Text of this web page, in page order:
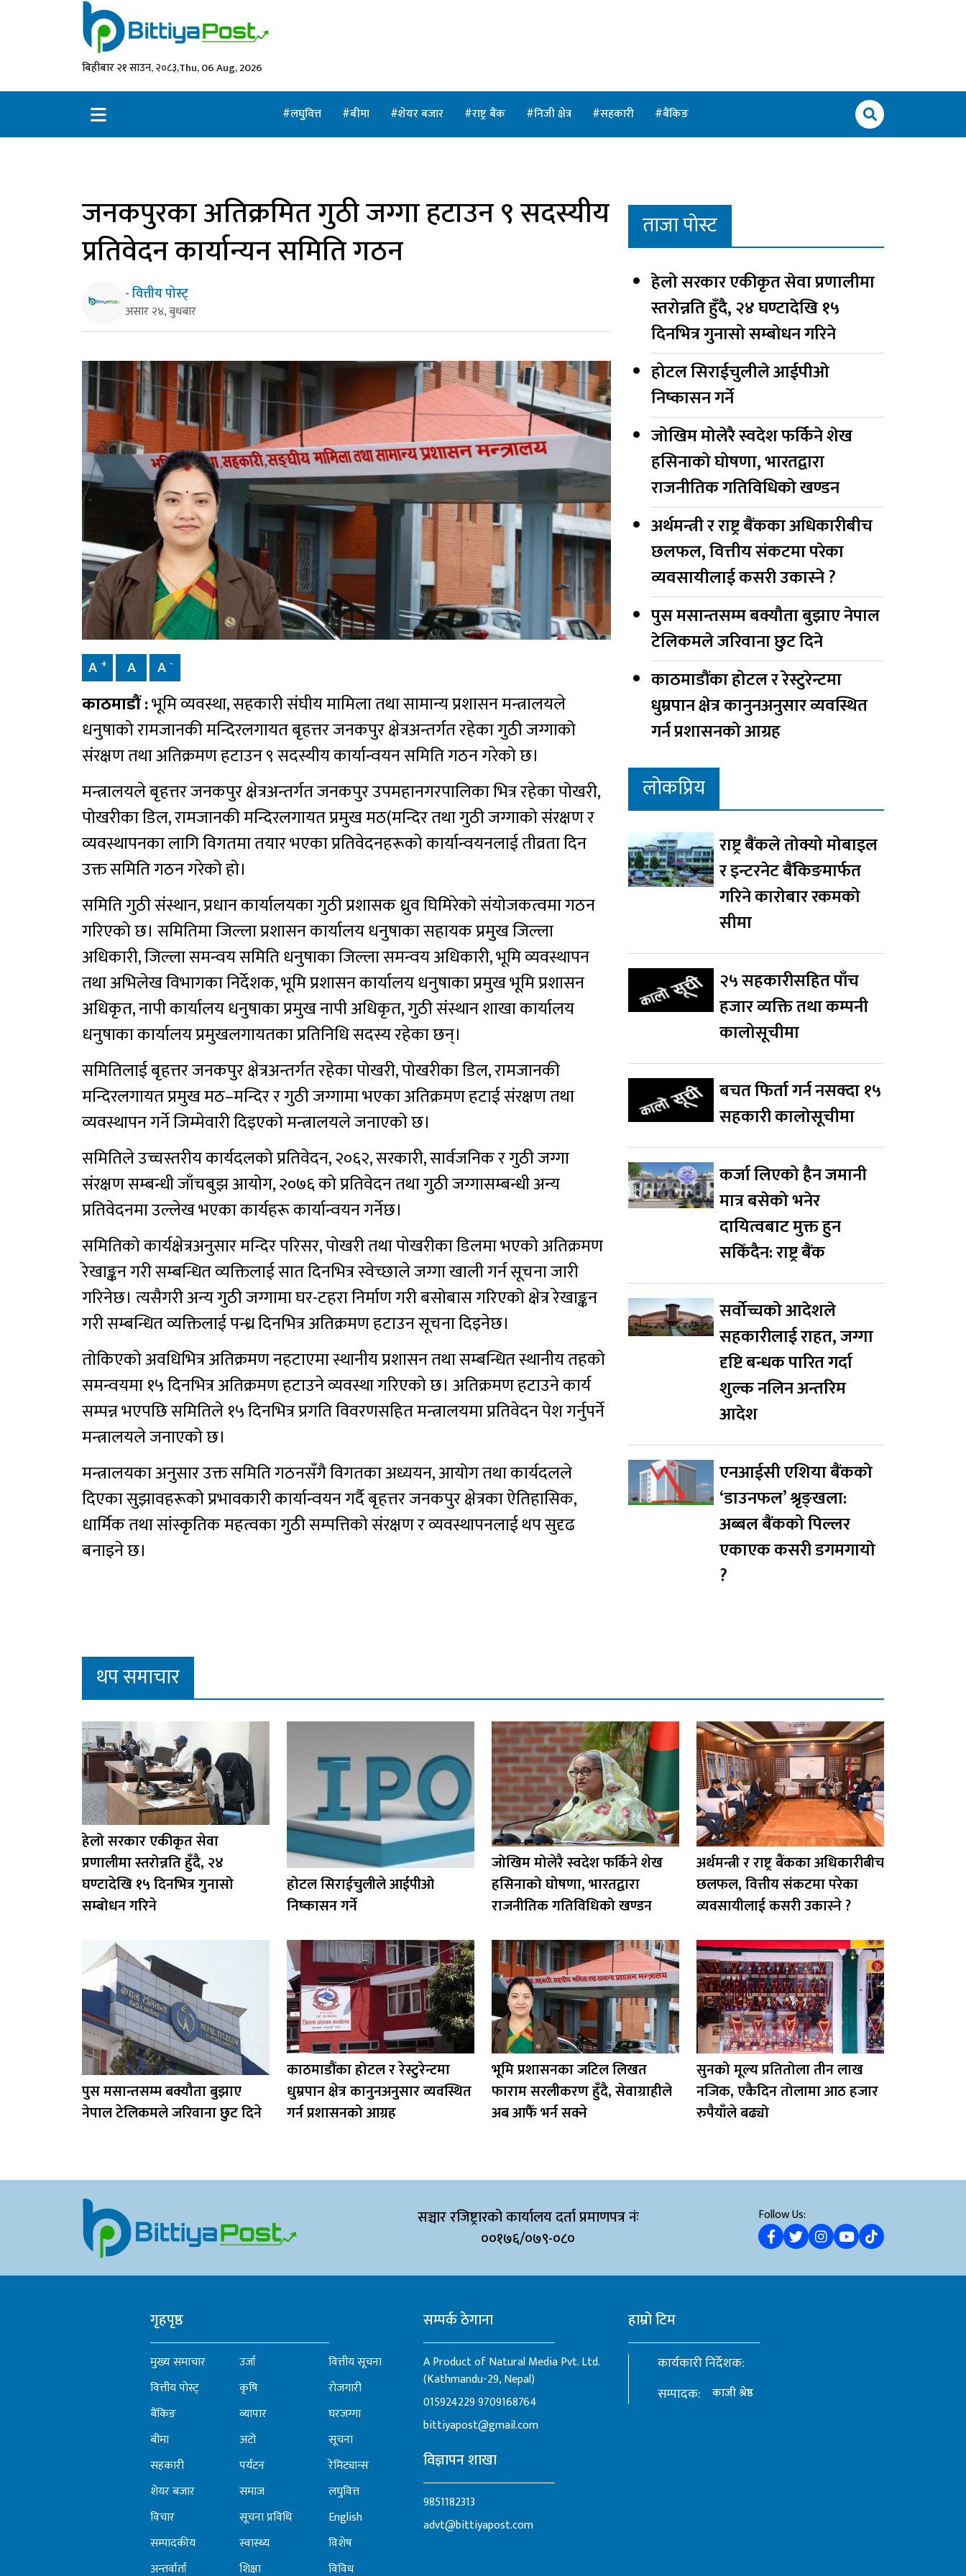
बिहीबार २१ साउन, २०८३,Thu, 06 Aug, 2026
लघुवित्त बीमा शेयर बजार राष्ट्र बैंक निजी क्षेत्र सहकारी बैंकिङ
जनकपुरका अतिक्रमित गुठी जग्गा हटाउन ९ सदस्यीय
प्रतिवेदन कार्यान्यन समिति गठन
- वित्तीय पोस्ट्
असार २४, बुधबार
A + A A -
काठमाडौं :भूमि व्यवस्था, सहकारी संघीय मामिला तथा सामान्य प्रशासन मन्त्रालयले
धनुषाको रामजानकी मन्दिरलगायत बृहत्तर जनकपुर क्षेत्रअन्तर्गत रहेका गुठी जग्गाको
संरक्षण तथा अतिक्रमण हटाउन ९ सदस्यीय कार्यान्वयन समिति गठन गरेको छ।
मन्त्रालयले बृहत्तर जनकपुर क्षेत्रअन्तर्गत जनकपुर उपमहानगरपालिका भित्र रहेका पोखरी,
पोखरीका डिल, रामजानकी मन्दिरलगायत प्रमुख मठ(मन्दिर तथा गुठी जग्गाको संरक्षण र
व्यवस्थापनका लागि विगतमा तयार भएका प्रतिवेदनहरूको कार्यान्वयनलाई तीव्रता दिन
उक्त समिति गठन गरेको हो।
समिति गुठी संस्थान, प्रधान कार्यालयका गुठी प्रशासक ध्रुव घिमिरेको संयोजकत्वमा गठन
गरिएको छ। समितिमा जिल्ला प्रशासन कार्यालय धनुषाका सहायक प्रमुख जिल्ला
अधिकारी, जिल्ला समन्वय समिति धनुषाका जिल्ला समन्वय अधिकारी, भूमि व्यवस्थापन
तथा अभिलेख विभागका निर्देशक, भूमि प्रशासन कार्यालय धनुषाका प्रमुख भूमि प्रशासन
अधिकृत, नापी कार्यालय धनुषाका प्रमुख नापी अधिकृत, गुठी संस्थान शाखा कार्यालय
धनुषाका कार्यालय प्रमुखलगायतका प्रतिनिधि सदस्य रहेका छन्।
समितिलाई बृहत्तर जनकपुर क्षेत्रअन्तर्गत रहेका पोखरी, पोखरीका डिल, रामजानकी
मन्दिरलगायत प्रमुख मठ–मन्दिर र गुठी जग्गामा भएका अतिक्रमण हटाई संरक्षण तथा
व्यवस्थापन गर्ने जिम्मेवारी दिइएको मन्त्रालयले जनाएको छ।
समितिले उच्चस्तरीय कार्यदलको प्रतिवेदन, २०६२, सरकारी, सार्वजनिक र गुठी जग्गा
संरक्षण सम्बन्धी जाँचबुझ आयोग, २०७६ को प्रतिवेदन तथा गुठी जग्गासम्बन्धी अन्य
प्रतिवेदनमा उल्लेख भएका कार्यहरू कार्यान्वयन गर्नेछ।
समितिको कार्यक्षेत्रअनुसार मन्दिर परिसर, पोखरी तथा पोखरीका डिलमा भएको अतिक्रमण
रेखाङ्कन गरी सम्बन्धित व्यक्तिलाई सात दिनभित्र स्वेच्छाले जग्गा खाली गर्न सूचना जारी
गरिनेछ। त्यसैगरी अन्य गुठी जग्गामा घर-टहरा निर्माण गरी बसोबास गरिएको क्षेत्र रेखाङ्कन
गरी सम्बन्धित व्यक्तिलाई पन्ध्र दिनभित्र अतिक्रमण हटाउन सूचना दिइनेछ।
तोकिएको अवधिभित्र अतिक्रमण नहटाएमा स्थानीय प्रशासन तथा सम्बन्धित स्थानीय तहको
समन्वयमा १५ दिनभित्र अतिक्रमण हटाउने व्यवस्था गरिएको छ। अतिक्रमण हटाउने कार्य
सम्पन्न भएपछि समितिले १५ दिनभित्र प्रगति विवरणसहित मन्त्रालयमा प्रतिवेदन पेश गर्नुपर्ने
मन्त्रालयले जनाएको छ।
मन्त्रालयका अनुसार उक्त समिति गठनसँगै विगतका अध्ययन, आयोग तथा कार्यदलले
दिएका सुझावहरूको प्रभावकारी कार्यान्वयन गर्दै बृहत्तर जनकपुर क्षेत्रका ऐतिहासिक,
धार्मिक तथा सांस्कृतिक महत्वका गुठी सम्पत्तिको संरक्षण र व्यवस्थापनलाई थप सुदृढ
बनाइने छ।
ताजा पोस्ट
हेलो सरकार एकीकृत सेवा प्रणालीमा
स्तरोन्नति हुँदै, २४ घण्टादेखि १५
दिनभित्र गुनासो सम्बोधन गरिने
होटल सिराईचुलीले आईपीओ
निष्कासन गर्ने
जोखिम मोलेरै स्वदेश फर्किने शेख
हसिनाको घोषणा, भारतद्वारा
राजनीतिक गतिविधिको खण्डन
अर्थमन्त्री र राष्ट्र बैंकका अधिकारीबीच
छलफल, वित्तीय संकटमा परेका
व्यवसायीलाई कसरी उकास्ने ?
पुस मसान्तसम्म बक्यौता बुझाए नेपाल
टेलिकमले जरिवाना छुट दिने
काठमाडौंका होटल र रेस्टुरेन्टमा
धुम्रपान क्षेत्र कानुनअनुसार व्यवस्थित
गर्न प्रशासनको आग्रह
लोकप्रिय
राष्ट्र बैंकले तोक्यो मोबाइल
र इन्टरनेट बैंकिङमार्फत
गरिने कारोबार रकमको
सीमा
२५ सहकारीसहित पाँच
हजार व्यक्ति तथा कम्पनी
कालोसूचीमा
बचत फिर्ता गर्न नसक्दा १५
सहकारी कालोसूचीमा
कर्जा लिएको हैन जमानी
मात्र बसेको भनेर
दायित्वबाट मुक्त हुन
सकिँदैन: राष्ट्र बैंक
सर्वोच्चको आदेशले
सहकारीलाई राहत, जग्गा
दृष्टि बन्धक पारित गर्दा
शुल्क नलिन अन्तरिम
आदेश
एनआईसी एशिया बैंकको
‘डाउनफल’ श्रृङ्खला:
अब्बल बैंकको पिल्लर
एकाएक कसरी डगमगायो
?
थप समाचार
हेलो सरकार एकीकृत सेवा
प्रणालीमा स्तरोन्नति हुँदै, २४
घण्टादेखि १५ दिनभित्र गुनासो
सम्बोधन गरिने
होटल सिराईचुलीले आईपीओ
निष्कासन गर्ने
जोखिम मोलेरै स्वदेश फर्किने शेख
हसिनाको घोषणा, भारतद्वारा
राजनीतिक गतिविधिको खण्डन
अर्थमन्त्री र राष्ट्र बैंकका अधिकारीबीच
छलफल, वित्तीय संकटमा परेका
व्यवसायीलाई कसरी उकास्ने ?
पुस मसान्तसम्म बक्यौता बुझाए
नेपाल टेलिकमले जरिवाना छुट दिने
काठमाडौंका होटल र रेस्टुरेन्टमा
धुम्रपान क्षेत्र कानुनअनुसार व्यवस्थित
गर्न प्रशासनको आग्रह
भूमि प्रशासनका जटिल लिखत
फाराम सरलीकरण हुँदै, सेवाग्राहीले
अब आफैँ भर्न सक्ने
सुनको मूल्य प्रतितोला तीन लाख
नजिक, एकैदिन तोलामा आठ हजार
रुपैयाँले बढ्यो
सञ्चार रजिष्ट्रारको कार्यालय दर्ता प्रमाणपत्र नंः
००१७६/०७९-०८०
Follow Us:
गृहपृष्ठ
मुख्य समाचार
वित्तीय पोस्ट्
बैंकिङ
बीमा
सहकारी
शेयर बजार
विचार
सम्पादकीय
अन्तर्वार्ता
उर्जा
कृषि
व्यापार
अटो
पर्यटन
समाज
सूचना प्रविधि
स्वास्थ्य
शिक्षा
वित्तीय सूचना
रोजगारी
घरजग्गा
सूचना
रेमिट्यान्स
लघुवित्त
English
विशेष
विविध
सम्पर्क ठेगाना
A Product of Natural Media Pvt. Ltd.
(Kathmandu-29, Nepal)
0159242299709168764
bittiyapost@gmail.com
विज्ञापन शाखा
9851182313
advt@bittiyapost.com
हाम्रो टिम
कार्यकारी निर्देशक:
सम्पादक:
काजी श्रेष्ठ